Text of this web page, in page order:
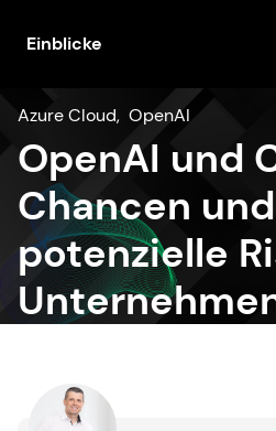
Einblicke
Azure Cloud, OpenAI
OpenAI und
Chancen und
potenzielle